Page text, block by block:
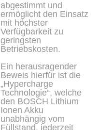
abgestimmt und
ermöglicht den Einsatz
mit höchster
Verfügbarkeit zu
geringsten
Betriebskosten.
Ein herausragender
Beweis hierfür ist die
„Hypercharge
Technologie“, welche
den BOSCH Lithium
Ionen Akku
unabhängig vom
Füllstand, jederzeit